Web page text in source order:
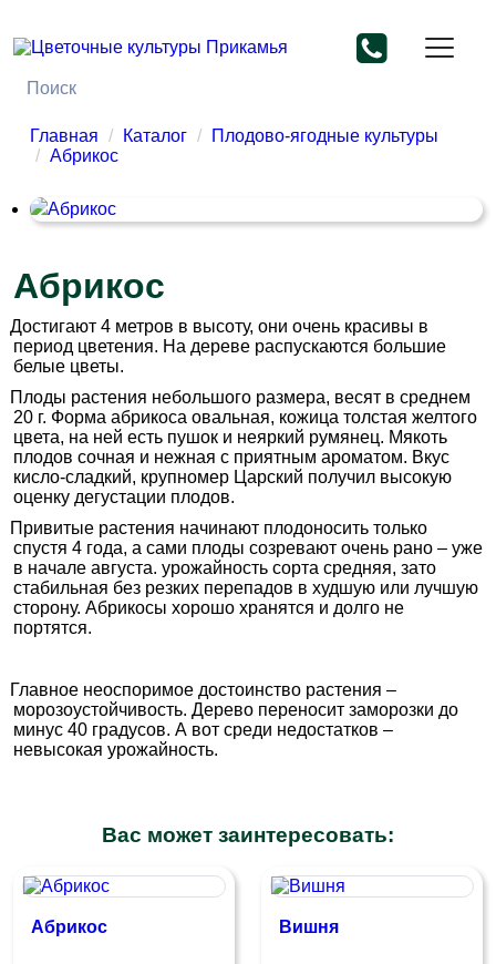
Главная Каталог
Плодово-ягодные культуры
Абрикос
Абрикос
Достигают 4 метров в высоту, они очень красивы в
период цветения. На дереве распускаются большие
белые цветы.
Плоды растения небольшого размера, весят в среднем
20 г. Форма абрикоса овальная, кожица толстая желтого
цвета, на ней есть пушок и неяркий румянец. Мякоть
плодов сочная и нежная с приятным ароматом. Вкус
кисло-сладкий, крупномер Царский получил высокую
оценку дегустации плодов.
Привитые растения начинают плодоносить только
спустя 4 года, а сами плоды созревают очень рано – уже
в начале августа. урожайность сорта средняя, зато
стабильная без резких перепадов в худшую или лучшую
сторону. Абрикосы хорошо хранятся и долго не
портятся.
Главное неоспоримое достоинство растения –
морозоустойчивость. Дерево переносит заморозки до
минус 40 градусов. А вот среди недостатков –
невысокая урожайность.
Вас может заинтересовать:
Абрикос Вишня